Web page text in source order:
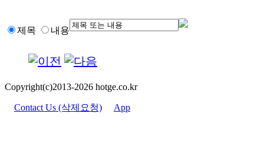
제목 내용
Copyright(c)2013-2026 hotge.co.kr
Contact Us (삭제요청) App